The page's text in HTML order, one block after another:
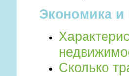
Экономика
Сколько